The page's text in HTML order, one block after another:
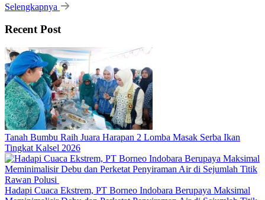
Selengkapnya
Recent Post
Tanah Bumbu Raih Juara Harapan 2 Lomba Masak Serba Ikan
Tingkat Kalsel 2026
Hadapi Cuaca Ekstrem, PT Borneo Indobara Berupaya Maksimal